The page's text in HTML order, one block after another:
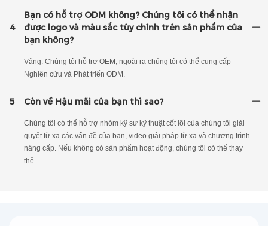
4
Bạn có hỗ trợ ODM không? Chúng tôi có thể nhận
được logo và màu sắc tùy chỉnh trên sản phẩm của
bạn không?
Vâng. Chúng tôi hỗ trợ OEM, ngoài ra chúng tôi có thể cung cấp
Nghiên cứu và Phát triển ODM.
5 Còn về Hậu mãi của bạn thì sao?
Chúng tôi có thể hỗ trợ nhóm kỹ sư kỹ thuật cốt lõi của chúng tôi giải
quyết từ xa các vấn đề của bạn, video giải pháp từ xa và chương trình
nâng cấp. Nếu không có sản phẩm hoạt động, chúng tôi có thể thay
thế.